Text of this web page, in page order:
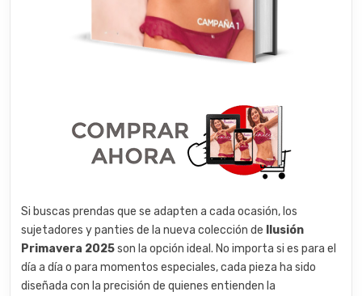
Si buscas prendas que se adapten a cada ocasión, los
sujetadores y panties de la nueva colección de
Ilusión
Primavera 2025son la opción ideal. No importa si es para el
día a día o para momentos especiales, cada pieza ha sido
diseñada con la precisión de quienes entienden la